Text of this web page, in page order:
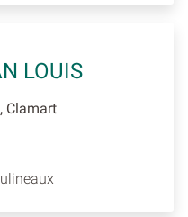
LOUIS
Clamart